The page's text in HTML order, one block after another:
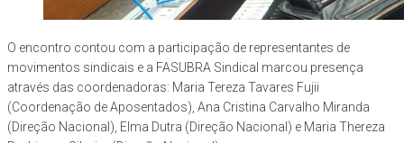
O encontro contou com a participação de representantes de
movimentos sindicais e a FASUBRA Sindical marcou presença
através das coordenadoras: Maria Tereza Tavares Fujii
(Coordenação de Aposentados), Ana Cristina Carvalho Miranda
(Direção Nacional), Elma Dutra (Direção Nacional) e Maria Thereza